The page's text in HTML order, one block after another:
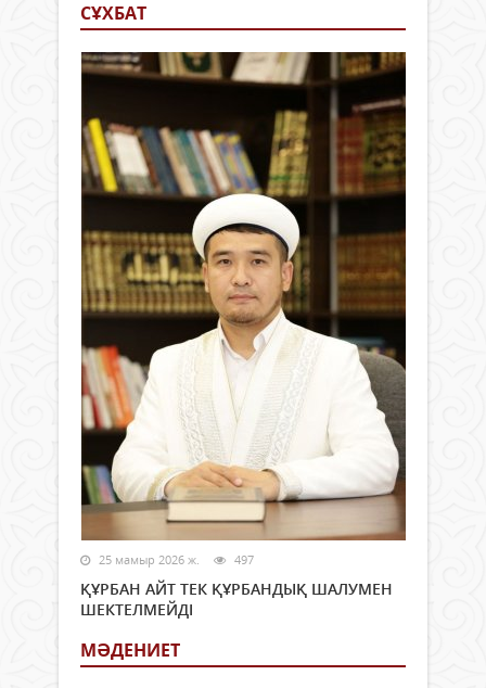
СҰХБАТ
25 мамыр 2026 ж. 497
ҚҰРБАН АЙТ ТЕК ҚҰРБАНДЫҚ ШАЛУМЕН
ШЕКТЕЛМЕЙДІ
МӘДЕНИЕТ